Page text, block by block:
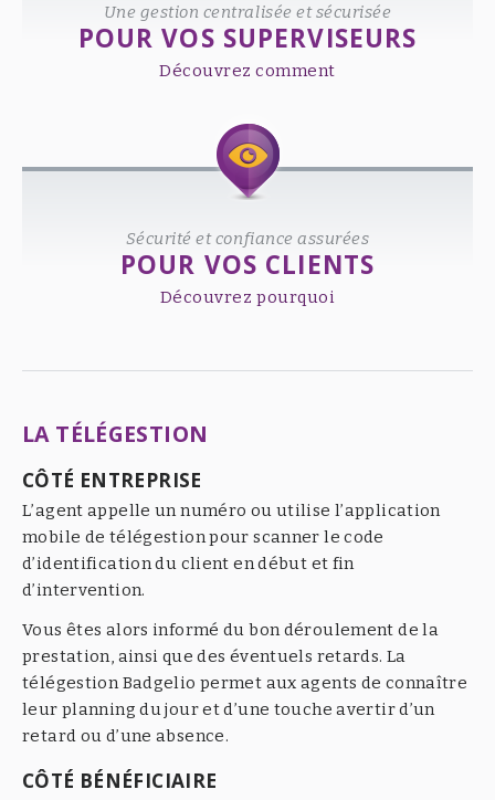
Une gestion centralisée et sécurisée
POUR VOS SUPERVISEURS
Découvrez comment
Sécurité et confiance assurées
POUR VOS CLIENTS
Découvrez pourquoi
LA TÉLÉGESTION
CÔTÉ ENTREPRISE
L’agent appelle un numéro ou utilise l’application
mobile de télégestion pour scanner le code
d’identification du client en début et fin
d’intervention.
Vous êtes alors informé du bon déroulement de la
prestation, ainsi que des éventuels retards. La
télégestion Badgelio permet aux agents de connaître
leur planning du jour et d’une touche avertir d’un
retard ou d’une absence.
CÔTÉ BÉNÉFICIAIRE